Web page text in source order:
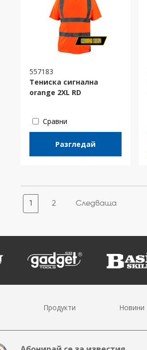
557183
Тениска сигнална
orange 2XL RD
Сравни
Разгледай
1 2 Следваща
Продукти Новини